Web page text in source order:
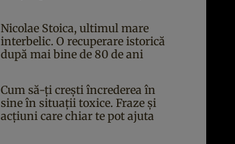
Nicolae Stoica, ultimul mare
interbelic. O recuperare istorică
după mai bine de 80 de ani
Cum să-ți crești încrederea în
sine în situații toxice. Fraze și
acțiuni care chiar te pot ajuta